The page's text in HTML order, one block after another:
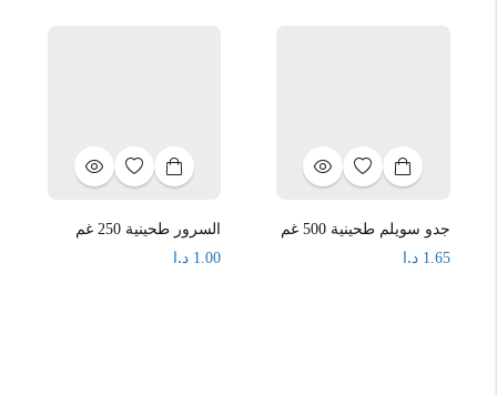
جدو سويلم طحينية 500 غم
1.65 د.ا
السرور طحينية 250 غم
1.00 د.ا